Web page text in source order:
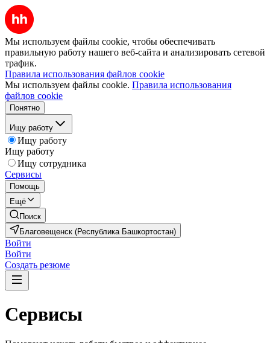
Мы используем файлы cookie, чтобы обеспечивать
правильную работу нашего веб-сайта и анализировать сетевой
трафик.
Правила использования файлов cookie
Мы используем файлы cookie. Правила использования
файлов cookie
Понятно
Ищу работу
Ищу работу
Ищу работу
Ищу сотрудника
Сервисы
Помощь
Ещё
Поиск
Благовещенск (Республика Башкортостан)
Войти
Войти
Создать резюме
Сервисы